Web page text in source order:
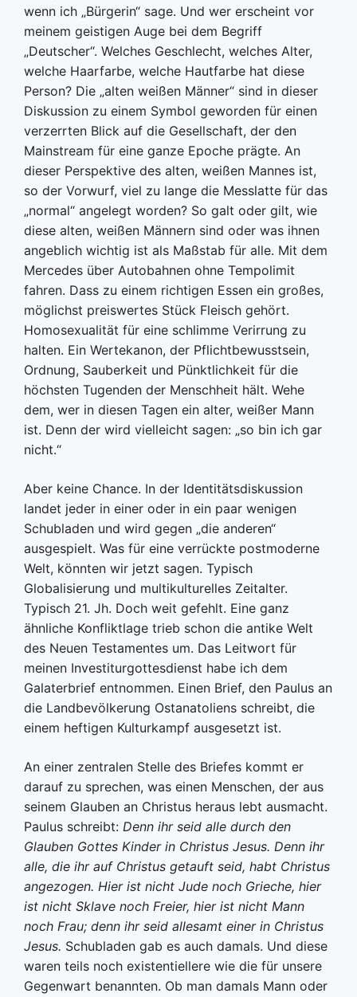
wenn ich „Bürgerin“ sage. Und wer erscheint vor
meinem geistigen Auge bei dem Begriff
„Deutscher“. Welches Geschlecht, welches Alter,
welche Haarfarbe, welche Hautfarbe hat diese
Person? Die „alten weißen Männer“ sind in dieser
Diskussion zu einem Symbol geworden für einen
verzerrten Blick auf die Gesellschaft, der den
Mainstream für eine ganze Epoche prägte. An
dieser Perspektive des alten, weißen Mannes ist,
so der Vorwurf, viel zu lange die Messlatte für das
„normal“ angelegt worden? So galt oder gilt, wie
diese alten, weißen Männern sind oder was ihnen
angeblich wichtig ist als Maßstab für alle. Mit dem
Mercedes über Autobahnen ohne Tempolimit
fahren. Dass zu einem richtigen Essen ein großes,
möglichst preiswertes Stück Fleisch gehört.
Homosexualität für eine schlimme Verirrung zu
halten. Ein Wertekanon, der Pflichtbewusstsein,
Ordnung, Sauberkeit und Pünktlichkeit für die
höchsten Tugenden der Menschheit hält. Wehe
dem, wer in diesen Tagen ein alter, weißer Mann
ist. Denn der wird vielleicht sagen: „so bin ich gar
nicht.“
Aber keine Chance. In der Identitätsdiskussion
landet jeder in einer oder in ein paar wenigen
Schubladen und wird gegen „die anderen“
ausgespielt. Was für eine verrückte postmoderne
Welt, könnten wir jetzt sagen. Typisch
Globalisierung und multikulturelles Zeitalter.
Typisch 21. Jh. Doch weit gefehlt. Eine ganz
ähnliche Konfliktlage trieb schon die antike Welt
des Neuen Testamentes um. Das Leitwort für
meinen Investiturgottesdienst habe ich dem
Galaterbrief entnommen. Einen Brief, den Paulus an
die Landbevölkerung Ostanatoliens schreibt, die
einem heftigen Kulturkampf ausgesetzt ist.
An einer zentralen Stelle des Briefes kommt er
darauf zu sprechen, was einen Menschen, der aus
seinem Glauben an Christus heraus lebt ausmacht.
Paulus schreibt: Denn ihr seid alle durch den
Glauben Gottes Kinder in Christus Jesus. Denn ihr
alle, die ihr auf Christus getauft seid, habt Christus
angezogen. Hier ist nicht Jude noch Grieche, hier
ist nicht Sklave noch Freier, hier ist nicht Mann
noch Frau; denn ihr seid allesamt einer in Christus
Jesus. Schubladen gab es auch damals. Und diese
waren teils noch existentiellere wie die für unsere
Gegenwart benannten. Ob man damals Mann oder